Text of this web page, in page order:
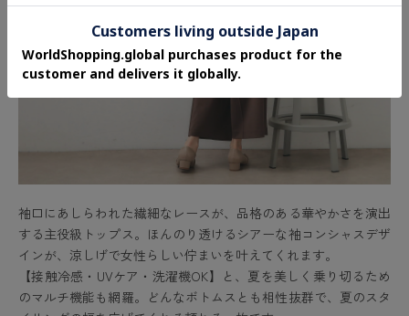
袖口にあしらわれた繊細なレースが、品格のある華やかさを演出
する主役級トップス。ほんのり透けるシアーな袖コンシャスデザ
インが、涼しげで女性らしい佇まいを叶えてくれます。
【接触冷感・UVケア・洗濯機OK】と、夏を美しく乗り切るため
のマルチ機能も網羅。どんなボトムスとも相性抜群で、夏のスタ